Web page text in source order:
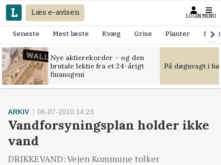
Læs e-avisen LOGIN MENU
Seneste Mest læste Kvæg Grise Planter
Nye aktierekorder – og den
brutale lektie fra et 24-årigt
finansgeni
På døgnvagt i
ARKIV 06-07-2010 14:23
Vandforsyningsplan holder ikke
vand
DRIKKEVAND: Vejen Kommune tolker